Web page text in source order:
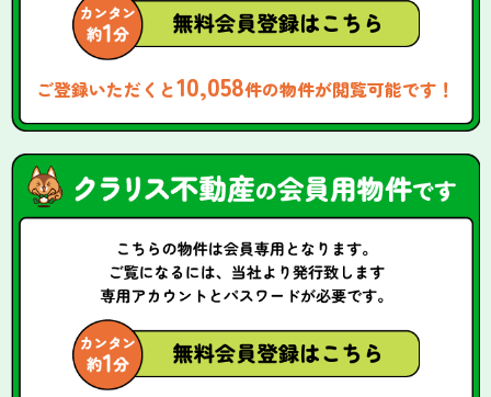
ご登録いただくと10,058件の物件が閲覧可能です！